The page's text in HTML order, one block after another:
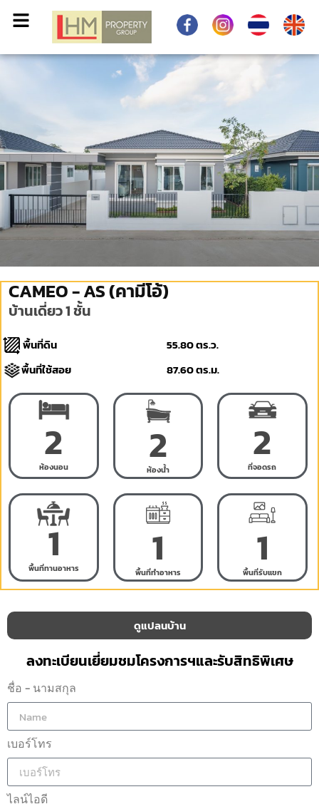
CAMEO - AS (คามีโอ้)
บ้านเดี่ยว 1 ชั้น
พื้นที่ดิน
55.80 ตร.ว.
พื้นที่ใช้สอย
87.60 ตร.ม.
2
ห้องนอน 2
ห้องน้ำ
2
ที่จอดรถ
1
พื้นที่ทานอาหาร 1
พื้นที่ทำอาหาร 1
พื้นที่รับแขก
ดูแปลนบ้าน
ลงทะเบียนเยี่ยมชมโครงการฯและรับสิทธิพิเศษ
ชื่อ - นามสกุล
เบอร์โทร
ไลน์ไอดี